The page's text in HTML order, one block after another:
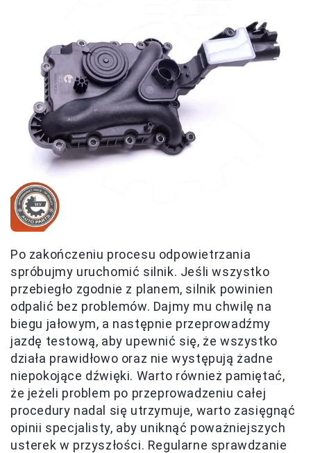
Po zakończeniu procesu odpowietrzania
spróbujmy uruchomić silnik. Jeśli wszystko
przebiegło zgodnie z planem, silnik powinien
odpalić bez problemów. Dajmy mu chwilę na
biegu jałowym, a następnie przeprowadźmy
jazdę testową, aby upewnić się, że wszystko
działa prawidłowo oraz nie występują żadne
niepokojące dźwięki. Warto również pamiętać,
że jeżeli problem po przeprowadzeniu całej
procedury nadal się utrzymuje, warto zasięgnąć
opinii specjalisty, aby uniknąć poważniejszych
usterek w przyszłości. Regularne sprawdzanie